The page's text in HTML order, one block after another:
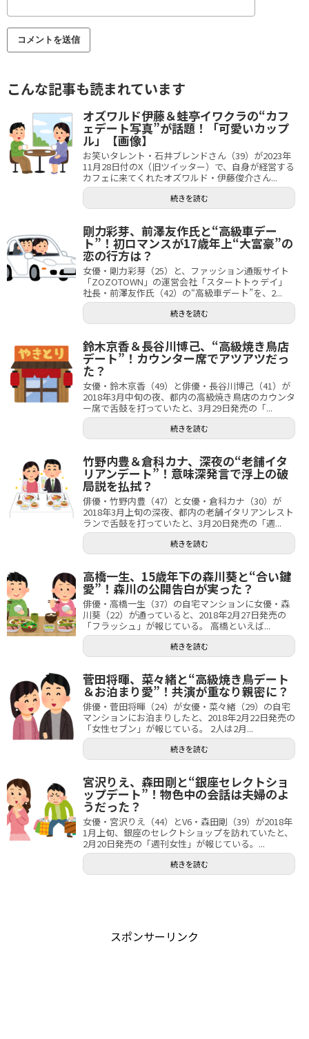
こんな記事も読まれています
オズワルド伊藤＆蛙亭イワクラの“カフ
ェデート写真”が話題！「可愛いカップ
ル」【画像】
お笑いタレント・石井ブレンドさん（39）が2023年
11月28日付のX（旧ツイッター）で、自身が経営する
カフェに来てくれたオズワルド・伊藤俊介さん...
続きを読む
剛力彩芽、前澤友作氏と“高級車デー
ト”！初ロマンスが17歳年上“大富豪”の
恋の行方は？
女優・剛力彩芽（25）と、ファッション通販サイト
「ZOZOTOWN」の運営会社「スタートトゥデイ」
社長・前澤友作氏（42）の“高級車デート”を、2...
続きを読む
鈴木京香＆長谷川博己、“高級焼き鳥店
デート”！カウンター席でアツアツだっ
た？
女優・鈴木京香（49）と俳優・長谷川博己（41）が
2018年3月中旬の夜、都内の高級焼き鳥店のカウンタ
ー席で舌鼓を打っていたと、3月29日発売の「...
続きを読む
竹野内豊＆倉科カナ、深夜の“老舗イタ
リアンデート”！意味深発言で浮上の破
局説を払拭？
俳優・竹野内豊（47）と女優・倉科カナ（30）が
2018年3月上旬の深夜、都内の老舗イタリアンレスト
ランで舌鼓を打っていたと、3月20日発売の「週...
続きを読む
高橋一生、15歳年下の森川葵と“合い鍵
愛”！森川の公開告白が実った？
俳優・高橋一生（37）の自宅マンションに女優・森
川葵（22）が通っていると、2018年2月27日発売の
「フラッシュ」が報じている。 高橋といえば...
続きを読む
菅田将暉、菜々緒と“高級焼き鳥デート
＆お泊まり愛”！共演が重なり親密に？
俳優・菅田将暉（24）が女優・菜々緒（29）の自宅
マンションにお泊まりしたと、2018年2月22日発売の
「女性セブン」が報じている。 2人は2月...
続きを読む
宮沢りえ、森田剛と“銀座セレクトショ
ップデート”！物色中の会話は夫婦のよ
うだった？
女優・宮沢りえ（44）とV6・森田剛（39）が2018年
1月上旬、銀座のセレクトショップを訪れていたと、
2月20日発売の「週刊女性」が報じている。...
続きを読む
スポンサーリンク